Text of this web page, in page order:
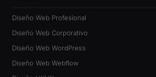
Diseño Web Profesional
Diseño Web Corporativo
Diseño Web WordPress
Diseño Web Webflow